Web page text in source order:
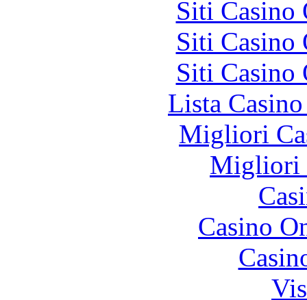
Siti Casino
Siti Casino
Siti Casino
Lista
Migliori
Migliori
Casino